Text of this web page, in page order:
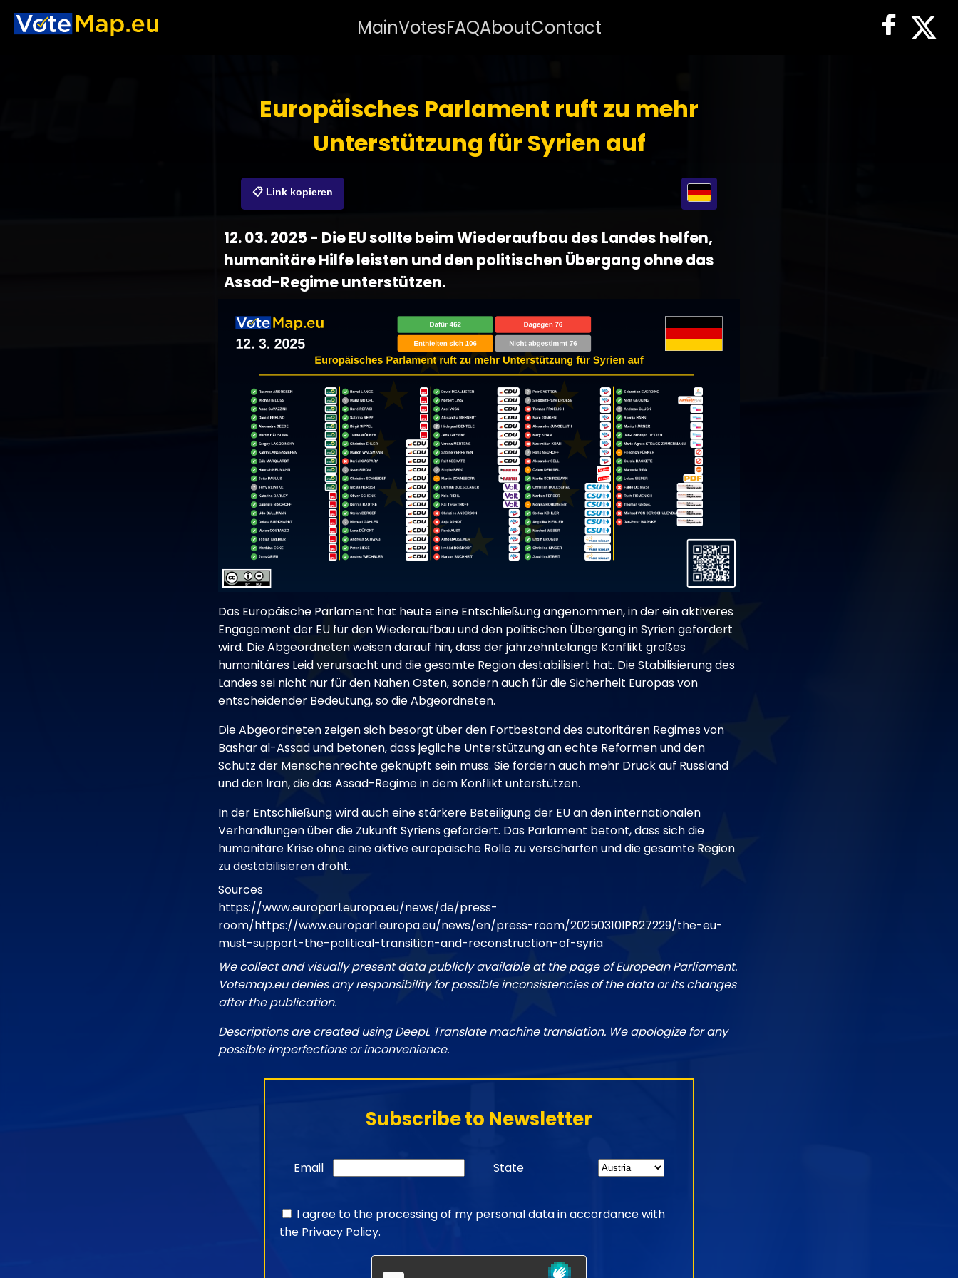
MainVotesFAQAboutContact
Europäisches Parlament ruft zu mehr
Unterstützung für Syrien auf
📋 Link kopieren
12. 03. 2025 - Die EU sollte beim Wiederaufbau des Landes helfen,
humanitäre Hilfe leisten und den politischen Übergang ohne das
Assad-Regime unterstützen.
Das Europäische Parlament hat heute eine Entschließung angenommen, in der ein aktiveres
Engagement der EU für den Wiederaufbau und den politischen Übergang in Syrien gefordert
wird. Die Abgeordneten weisen darauf hin, dass der jahrzehntelange Konflikt großes
humanitäres Leid verursacht und die gesamte Region destabilisiert hat. Die Stabilisierung des
Landes sei nicht nur für den Nahen Osten, sondern auch für die Sicherheit Europas von
entscheidender Bedeutung, so die Abgeordneten.
Die Abgeordneten zeigen sich besorgt über den Fortbestand des autoritären Regimes von
Bashar al-Assad und betonen, dass jegliche Unterstützung an echte Reformen und den
Schutz der Menschenrechte geknüpft sein muss. Sie fordern auch mehr Druck auf Russland
und den Iran, die das Assad-Regime in dem Konflikt unterstützen.
In der Entschließung wird auch eine stärkere Beteiligung der EU an den internationalen
Verhandlungen über die Zukunft Syriens gefordert. Das Parlament betont, dass sich die
humanitäre Krise ohne eine aktive europäische Rolle zu verschärfen und die gesamte Region
zu destabilisieren droht.
Sources
https://www.europarl.europa.eu/news/de/press-
room/https://www.europarl.europa.eu/news/en/press-room/20250310IPR27229/the-eu-
must-support-the-political-transition-and-reconstruction-of-syria
We collect and visually present data publicly available at the page of European Parliament.
Votemap.eu denies any responsibility for possible inconsistencies of the data or its changes
after the publication.
Descriptions are created using DeepL Translate machine translation. We apologize for any
possible imperfections or inconvenience.
Subscribe to Newsletter
Email State
I agree to the processing of my personal data in accordance with
the Privacy Policy.